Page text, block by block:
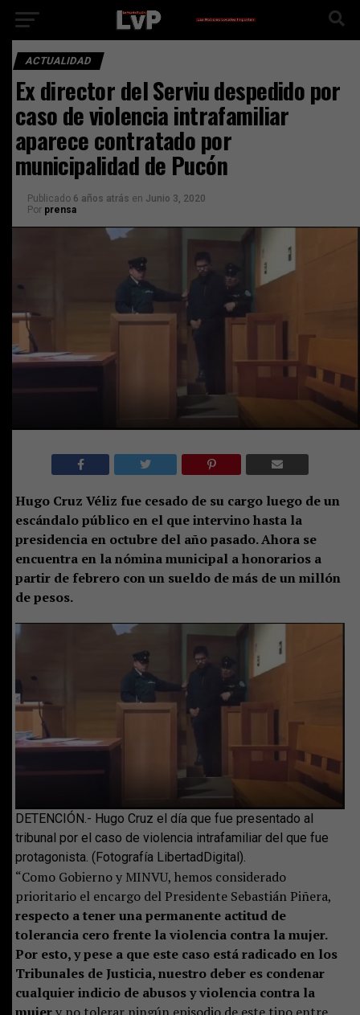
ACTUALIDAD
Ex director del Serviu despedido por
caso de violencia intrafamiliar
aparece contratado por
municipalidad de Pucón
Publicado 6 años atrás en Junio 3, 2020
Por prensa
Hugo Cruz Véliz fue cesado de su cargo luego de un
escándalo público en el que intervino hasta la
presidencia en octubre del año pasado. Ahora se
encuentra en la nómina municipal a honorarios a
partir de febrero con un sueldo de más de un millón
de pesos.
DETENCIÓN.- Hugo Cruz el día que fue presentado al
tribunal por el caso de violencia intrafamiliar del que fue
protagonista. (Fotografía LibertadDigital).
“Como Gobierno y MINVU, hemos considerado
prioritario el encargo del Presidente Sebastián Piñera,
respecto a tener una permanente actitud de
tolerancia cero frente la violencia contra la mujer.
Por esto, y pese a que este caso está radicado en los
Tribunales de Justicia, nuestro deber es condenar
cualquier indicio de abusos y violencia contra la
mujery no tolerar ningún episodio de este tipo entre